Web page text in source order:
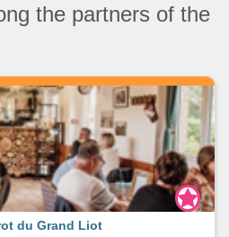
the partners of the
du Grand Liot